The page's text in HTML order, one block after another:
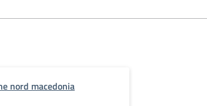
nord macedonia